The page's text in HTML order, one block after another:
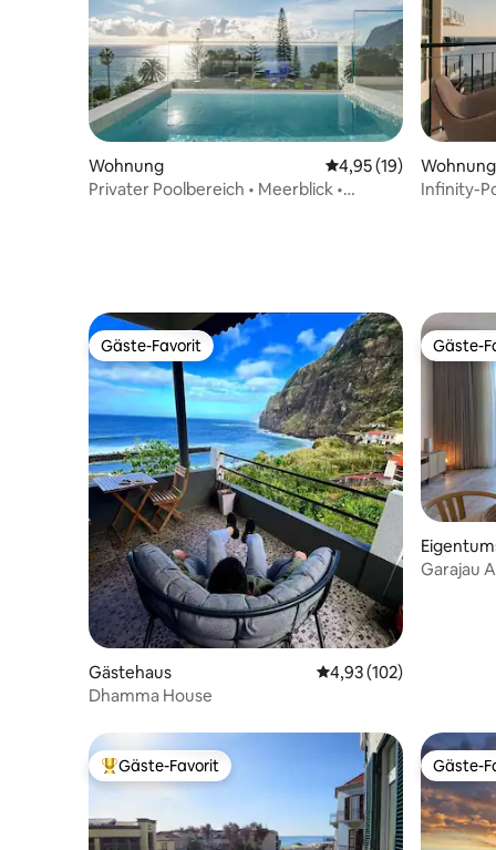
Wohnung Durchschnittliche
4,95 (19)
Privater Poolbereich • Meerblick •
Wohnung
Infinity-
Gäste-Favorit
Gäste-Favorit
Gästehaus Durchschnittliche
4,93 (102)
Dhamma House
Gäste-
Gäste-
Garajau
Beliebter Gäste-Favorit.
Gäste-Favorit Gäste-
Gäste-